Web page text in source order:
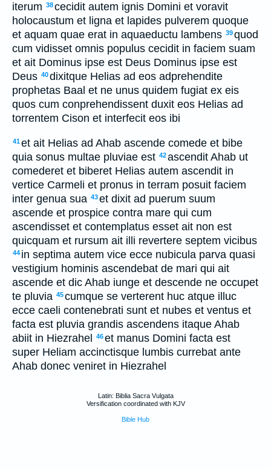
iterum 38cecidit autem ignis Domini et voravit
holocaustum et ligna et lapides pulverem quoque
et aquam quae erat in aquaeductu lambens 39quod
cum vidisset omnis populus cecidit in faciem suam
et ait Dominus ipse est Deus Dominus ipse est
Deus 40dixitque Helias ad eos adprehendite
prophetas Baal et ne unus quidem fugiat ex eis
quos cum conprehendissent duxit eos Helias ad
torrentem Cison et interfecit eos ibi
41et ait Helias ad Ahab ascende comede et bibe
quia sonus multae pluviae est 42ascendit Ahab ut
comederet et biberet Helias autem ascendit in
vertice Carmeli et pronus in terram posuit faciem
inter genua sua 43et dixit ad puerum suum
ascende et prospice contra mare qui cum
ascendisset et contemplatus esset ait non est
quicquam et rursum ait illi revertere septem vicibus
44 in septima autem vice ecce nubicula parva quasi
vestigium hominis ascendebat de mari qui ait
ascende et dic Ahab iunge et descende ne occupet
te pluvia 45cumque se verterent huc atque illuc
ecce caeli contenebrati sunt et nubes et ventus et
facta est pluvia grandis ascendens itaque Ahab
abiit in Hiezrahel 46et manus Domini facta est
super Heliam accinctisque lumbis currebat ante
Ahab donec veniret in Hiezrahel
Latin: Biblia Sacra Vulgata
Versification coordinated with KJV
Bible Hub